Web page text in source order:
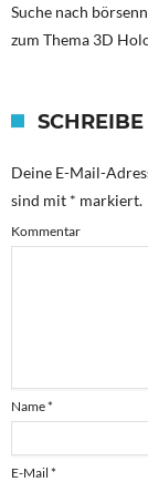
Suche nach
zum Thema 3D
Deine E-Mail-
sind mit * markiert.
Kommentar
Name*
E-Mail *